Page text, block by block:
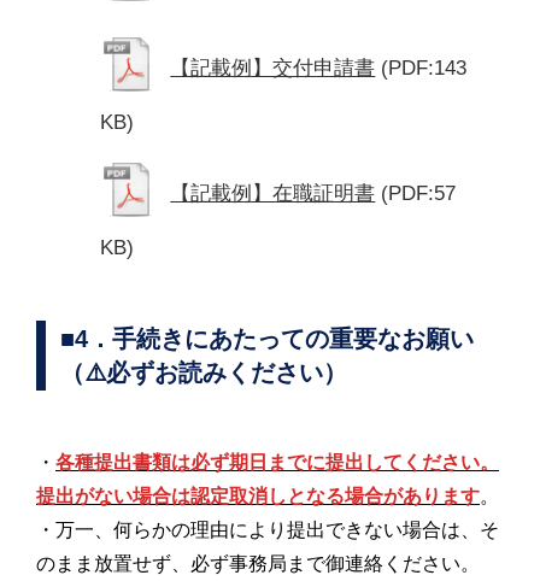
【記載例】交付申請書 (PDF:143
KB)
【記載例】在職証明書 (PDF:57
KB)
■4．手続きにあたっての重要なお願い
（⚠️必ずお読みください）
・ 各種提出書類は必ず期日までに提出してください。
提出がない場合は認定取消しとなる場合があります。
・万一、何らかの理由により提出できない場合は、そ
のまま放置せず、必ず事務局まで御連絡ください。